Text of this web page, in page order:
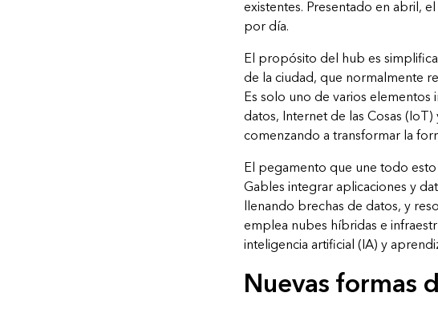
existentes. Presentado en abril, el
por día.
El propósito del hub es
de la ciudad, que normalmente
Es solo uno de varios
datos, Internet de las Cosas
comenzando a transformar la
El pegamento que une todo
Gables integrar aplicaciones y
llenando brechas de datos, y
emplea nubes híbridas e
inteligencia artificial (IA) y
Nuevas formas